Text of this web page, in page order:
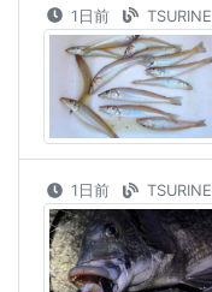
1日前
1日前